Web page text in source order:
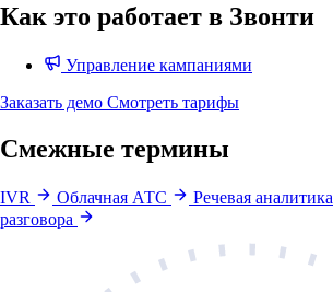
Как это работает в Звонти
Управление кампаниями
Заказать демо Смотреть тарифы
Смежные термины
IVR Облачная АТС Речевая аналитика
разговора